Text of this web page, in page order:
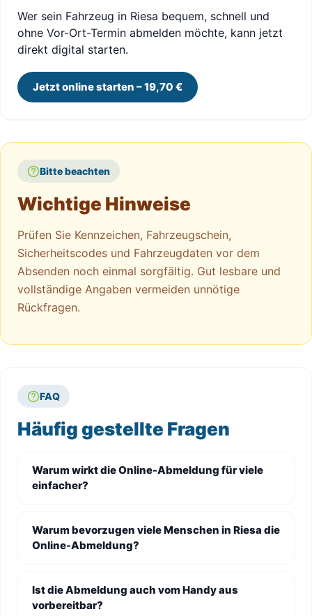
Wer sein Fahrzeug in Riesa bequem, schnell und
ohne Vor-Ort-Termin abmelden möchte, kann jetzt
direkt digital starten.
Jetzt online starten – 19,70 €
Bitte beachten
Wichtige Hinweise
Prüfen Sie Kennzeichen, Fahrzeugschein,
Sicherheitscodes und Fahrzeugdaten vor dem
Absenden noch einmal sorgfältig. Gut lesbare und
vollständige Angaben vermeiden unnötige
Rückfragen.
FAQ
Häufig gestellte Fragen
Warum wirkt die Online-Abmeldung für viele
einfacher?
Warum bevorzugen viele Menschen in Riesa die
Online-Abmeldung?
Ist die Abmeldung auch vom Handy aus
vorbereitbar?